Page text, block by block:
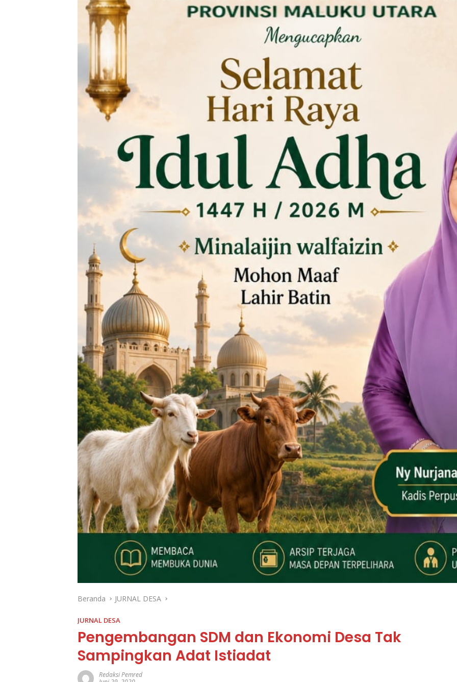
Beranda JURNAL DESA
JURNAL DESA
Pengembangan SDM dan Ekonomi Desa Tak
Sampingkan Adat Istiadat
Redaksi Pemred